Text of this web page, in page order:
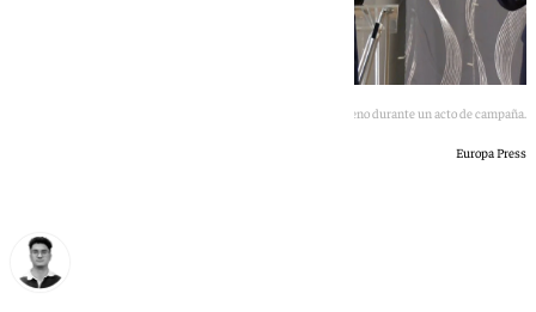
Juanma Moreno durante un acto de campaña.
Europa Press